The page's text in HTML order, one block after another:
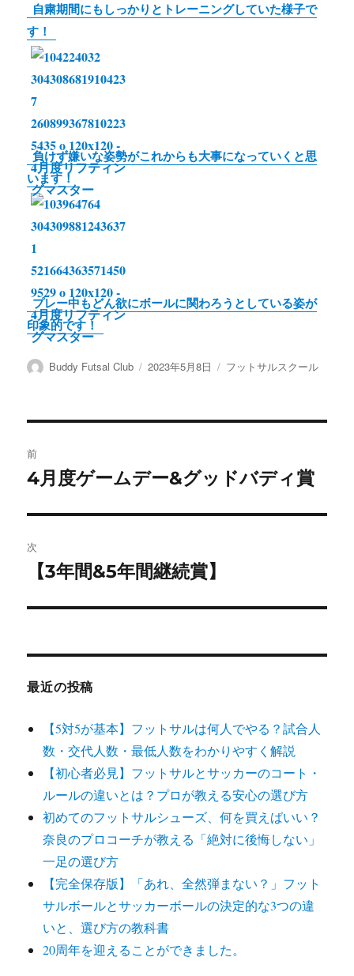
自粛期間にもしっかりとトレーニングしていた様子で
す！
負けず嫌いな姿勢がこれからも大事になっていくと思
います！
プレー中もどん欲にボールに関わろうとしている姿が
印象的です！
投
Buddy Futsal Club
投
2023年5月8日
カ
フットサルスクール
稿
ビ
ゲ
ー
前
前
投
稿:
4月度ゲームデー&グッドバディ賞
次
投
【3年間&5年間継続賞】
最近の投稿
【5対5が基本】フットサルは何人でやる？試合人
数・交代人数・最低人数をわかりやすく解説
【初心者必見】フットサルとサッカーのコート・
ルールの違いとは？プロが教える安心の選び方
初めてのフットサルシューズ、何を買えばいい？
奈良のプロコーチが教える「絶対に後悔しない」
一足の選び方
【完全保存版】「あれ、全然弾まない？」フット
サルボールとサッカーボールの決定的な3つの違
いと、選び方の教科書
20周年を迎えることができました。